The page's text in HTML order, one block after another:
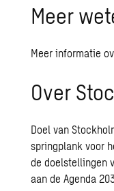
Meer
Meer informatie
Over
Doel van
springplank voor
de doelstellingen
aan de Agenda